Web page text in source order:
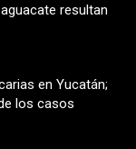
resultan
en Yucatán;
los casos